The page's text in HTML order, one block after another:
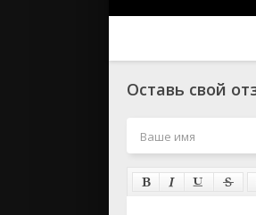
Оставь свой